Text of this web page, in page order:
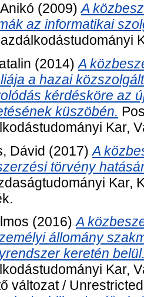
(2009)A
az informatikai
(2014)A
a hazai
kérdésköre az
küszöbén.
Kar,
Dávid (2017)A
törvény
Kar,
(2016)A
állomány
keretén
Kar,
változat /